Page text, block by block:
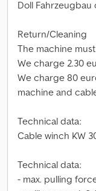
Doll Fahrzeugbau
Return/Cleaning
The machine
We charge 2.30
We charge 80
machine and
Technical data:
Cable winch KW
Technical data:
- max. pulling